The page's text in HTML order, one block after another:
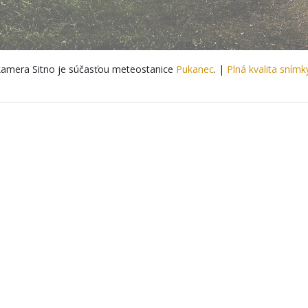
Sitno je súčasťou meteostanice Pukanec. | Plná kvalita